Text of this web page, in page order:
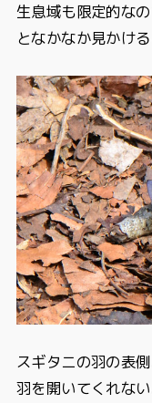
生息域も限定的な
となかなか見かけ
スギタニの羽の表
羽を開いてくれない